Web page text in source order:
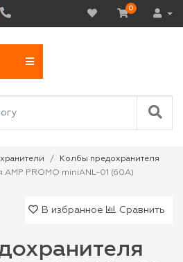
0
Колбы предохранителя
AMP PROMO miniANL-01 (60A)
В избранное Сравнить